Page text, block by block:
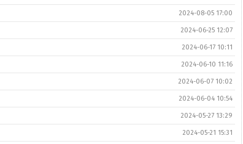
2024-08-05 17:00
2024-06-25 12:07
2024-06-17 10:11
2024-06-10 11:16
2024-06-07 10:02
2024-06-04 10:54
2024-05-27 13:29
2024-05-21 15:31